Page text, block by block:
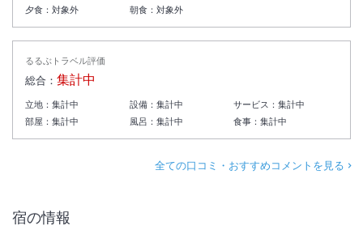
夕食： 対象外 朝食： 対象外
るるぶトラベル評価
総合： 集計中
立地： 集計中 設備： 集計中 サービス：集計中
部屋： 集計中 風呂： 集計中 食事：集計中
全ての口コミ・おすすめコメントを見る
宿の情報